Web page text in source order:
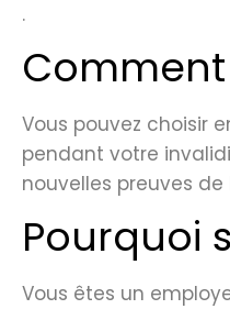
.
Vous pouvez choisir
pendant votre
nouvelles preuves
Pourquoi
Vous êtes un